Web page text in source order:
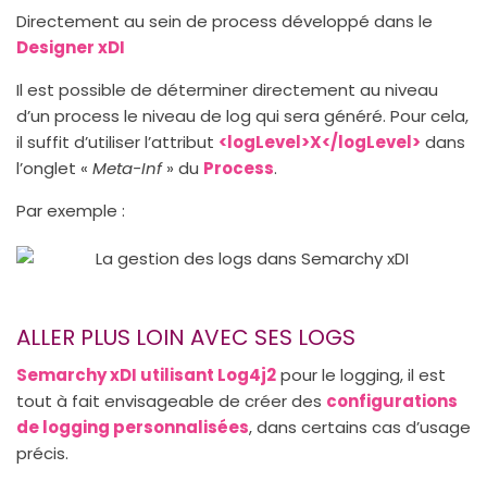
Directement au sein de process développé dans le
Designer xDI
Il est possible de déterminer directement au niveau
d’un process le niveau de log qui sera généré. Pour cela,
il suffit d’utiliser l’attribut <logLevel>X</logLevel> dans
l’onglet « Meta-Inf» du Process.
Par exemple :
ALLER PLUS LOIN AVEC SES LOGS
Semarchy xDI utilisant Log4j2pour le logging, il est
tout à fait envisageable de créer des configurations
de logging personnalisées, dans certains cas d’usage
précis.